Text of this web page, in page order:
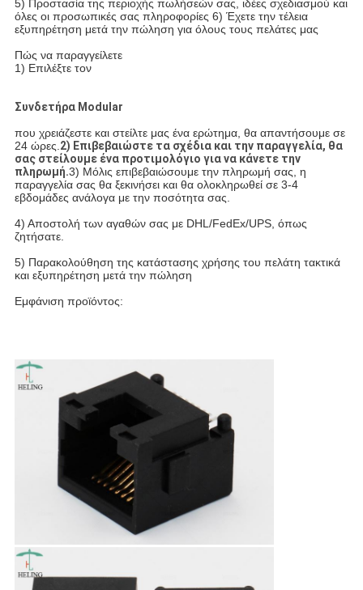
5) Προστασία της περιοχής πωλήσεών σας, ιδέες σχεδιασμού και
όλες οι προσωπικές σας πληροφορίες 6) Έχετε την τέλεια
εξυπηρέτηση μετά την πώληση για όλους τους πελάτες μας
Πώς να παραγγείλετε
1) Επιλέξτε τον
Συνδετήρα Modular
που χρειάζεστε και στείλτε μας ένα ερώτημα, θα απαντήσουμε σε
24 ώρες.2) Επιβεβαιώστε τα σχέδια και την παραγγελία, θα
σας στείλουμε ένα προτιμολόγιο για να κάνετε την
πληρωμή.3) Μόλις επιβεβαιώσουμε την πληρωμή σας, η
παραγγελία σας θα ξεκινήσει και θα ολοκληρωθεί σε 3-4
εβδομάδες ανάλογα με την ποσότητα σας.
4) Αποστολή των αγαθών σας με DHL/FedEx/UPS, όπως
ζητήσατε.
5) Παρακολούθηση της κατάστασης χρήσης του πελάτη τακτικά
και εξυπηρέτηση μετά την πώληση
Εμφάνιση προϊόντος: